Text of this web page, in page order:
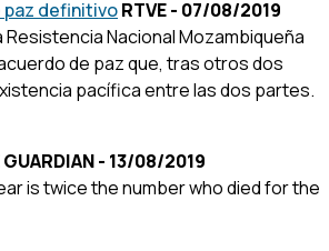
paz definitivoRTVE - 07/08/2019
Nacional Mozambiqueña
de paz que, tras otros dos
pacífica entre las dos partes.
GUARDIAN - 13/08/2019
is twice the number who died for the